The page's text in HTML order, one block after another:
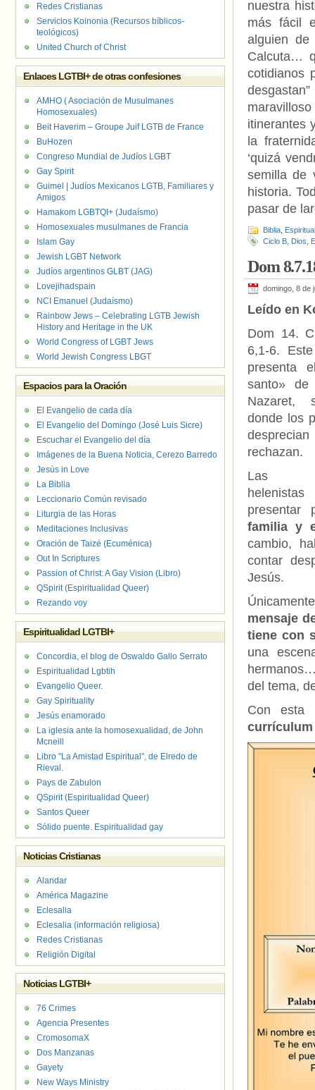
nuestra
más fácil
alguien de
Calcuta…
cotidianos
itinerantes
la
‘quizá
semilla de
historia.
pasar de
Biblia
Ciclo B Dios
Dom
domingo, 8 de
Leído en
Dom 14.
6,1-6.
presenta
santo»
Nazaret,
donde los
rechazan.
Las
presentar
familia y
cambio,
contar
Jesús.
mensaje
tiene con
una
del tema,
Con esta
Redes Cristianas
Servicios Koinonia (Recursos bíblicos-
teológicos)
United Church of Christ
Enlaces LGTBI+ de otras confesiones
AMHO ( Asociación de Musulmanes
Homosexuales)
Beit Haverim – Groupe Juif LGTB de France
BuHozen
Congreso Mundial de Judíos LGBT
Gay Spirit
Guimel | Judíos Mexicanos LGTB, Familiares y
Amigos
Hamakom LGBTQI+ (Judaísmo)
Homosexuales musulmanes de Francia
Islam Gay
Jewish LGBT Network
Judíos argentinos GLBT (JAG)
Lovejihadspain
NCI Emanuel (Judaísmo)
Rainbow Jews – Celebrating LGTB Jewish
History and Heritage in the UK
World Congress of LGBT Jews
World Jewish Congress LBGT
Espacios para la Oración
El Evangelio de cada día
El Evangelio del Domingo (José Luis Sicre)
Escuchar el Evangelio del día
Imágenes de la Buena Noticia, Cerezo Barredo
Jesús in Love
La Biblia
Leccionario Común revisado
Liturgia de las Horas
Meditaciones Inclusivas
Oración de Taizé (Ecuménica)
Out In Scriptures
Passion of Christ: A Gay Vision (Libro)
QSpirit (Espiritualidad Queer)
Rezando voy
Espiritualidad LGTBI+
Concordia, el blog de Oswaldo Gallo Serrato
Espiritualidad Lgbtih
Evangelio Queer.
Gay Spirituality
Jesús enamorado
La iglesia ante la homosexualidad, de John
Mcneill
Libro "La Amistad Espiritual", de Elredo de
Rieval.
Pays de Zabulon
QSpirit (Espiritualidad Queer)
Santos Queer
Sólido puente. Espiritualidad gay
Noticias Cristianas
Alandar
América Magazine
Eclesalia
Eclesalia (información religiosa)
Redes Cristianas
Religión Digital
Noticias LGTBI+
76 Crimes
Agencia Presentes
CromosomaX
Dos Manzanas
Gayety
New Ways Ministry